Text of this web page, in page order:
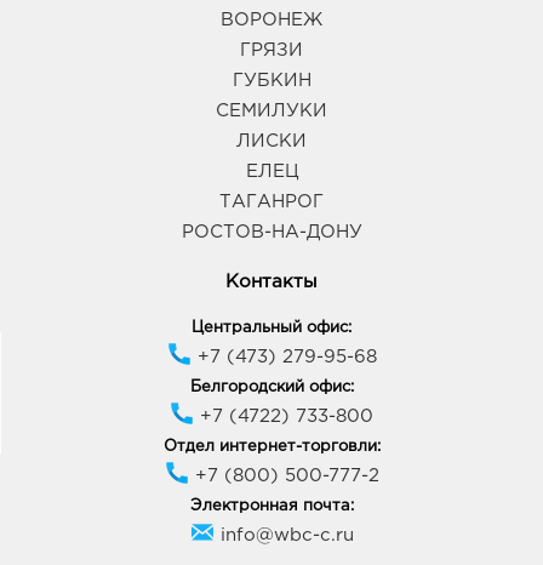
ВОРОНЕЖ
ГРЯЗИ
ГУБКИН
СЕМИЛУКИ
ЛИСКИ
ЕЛЕЦ
ТАГАНРОГ
РОСТОВ-НА-ДОНУ
Контакты
Центральный офис:
+7 (473) 279-95-68
Белгородский офис:
+7 (4722) 733-800
Отдел интернет-торговли:
+7 (800) 500-777-2
Электронная почта:
info@wbc-c.ru